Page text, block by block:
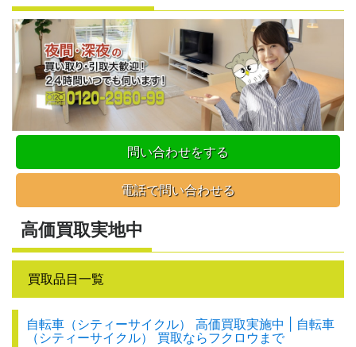
問い合わせをする
電話で問い合わせる
高価買取実地中
買取品目一覧
自転車（シティーサイクル） 高価買取実施中 | 自転車
（シティーサイクル） 買取ならフクロウまで